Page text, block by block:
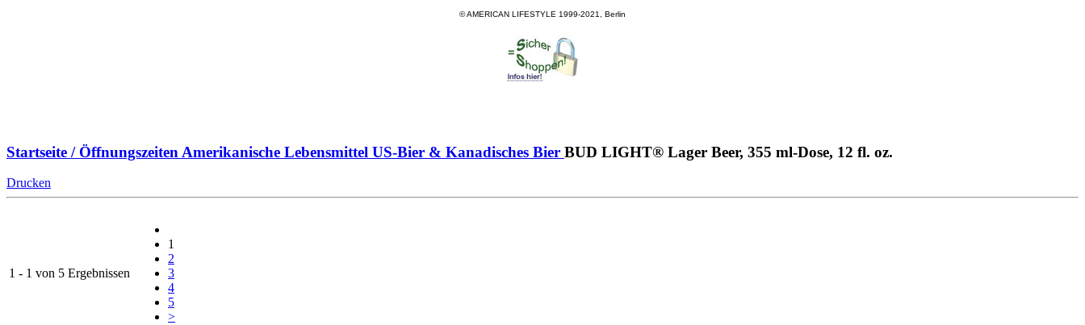
© AMERICAN LIFESTYLE 1999-2021, Berlin
Startseite / Öffnungszeiten Amerikanische Lebensmittel US-Bier & Kanadisches Bier BUD LIGHT® Lager Beer, 355 ml-Dose, 12 fl. oz.
Drucken
1 - 1 von 5 Ergebnissen
1
2
3
4
5
>